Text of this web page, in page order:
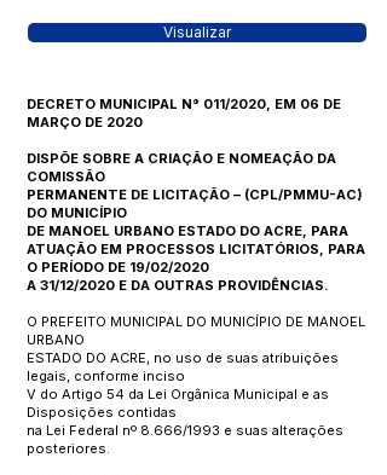
Visualizar
DECRETO MUNICIPAL N° 011/2020, EM 06 DE
MARÇO DE 2020
DISPÕE SOBRE A CRIAÇÃO E NOMEAÇÃO DA
COMISSÃO
PERMANENTE DE LICITAÇÃO – (CPL/PMMU-AC)
DO MUNICÍPIO
DE MANOEL URBANO ESTADO DO ACRE, PARA
ATUAÇÃO EM PROCESSOS LICITATÓRIOS, PARA
O PERÍODO DE 19/02/2020
A 31/12/2020 E DA OUTRAS PROVIDÊNCIAS.
O PREFEITO MUNICIPAL DO MUNICÍPIO DE MANOEL
URBANO
ESTADO DO ACRE, no uso de suas atribuições
legais, conforme inciso
V do Artigo 54 da Lei Orgânica Municipal e as
Disposições contidas
na Lei Federal nº 8.666/1993 e suas alterações
posteriores.